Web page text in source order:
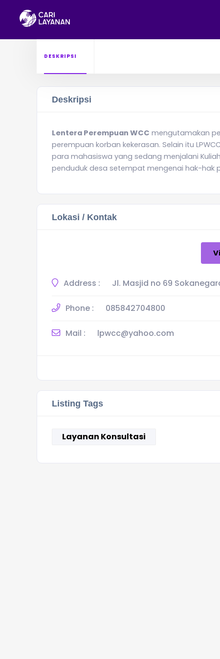
DESKRIPSI
Deskripsi
Lentera Perempuan WCC mengutamakan
perempuan korban kekerasan. Selain itu
para mahasiswa yang sedang menjalani
penduduk desa setempat mengenai hak-hak
Lokasi / Kontak
Address : Jl. Masjid no 69
Phone : 085842704800
Mail : lpwcc@yahoo.com
Listing Tags
Layanan Konsultasi